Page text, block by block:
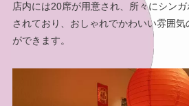
店内には20席が用意され、所々にシン
されており、おしゃれでかわいい雰囲気
ができます。